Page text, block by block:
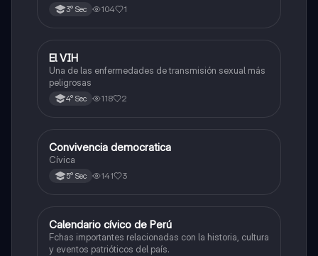
3° Sec 104 1
Desarrollo Personal, Ciudadanía y Cívica
El VIH
Una de las enfermedades de transmisión sexual más
peligrosas
4° Sec 118 2
Desarrollo Personal, Ciudadanía y Cívica
Convivencia democratica
Cívica
5° Sec 141 3
Desarrollo Personal, Ciudadanía y Cívica
Calendario cívico de Perú
Fchas importantes relacionadas con la historia, cultura
y eventos patrióticos del país.